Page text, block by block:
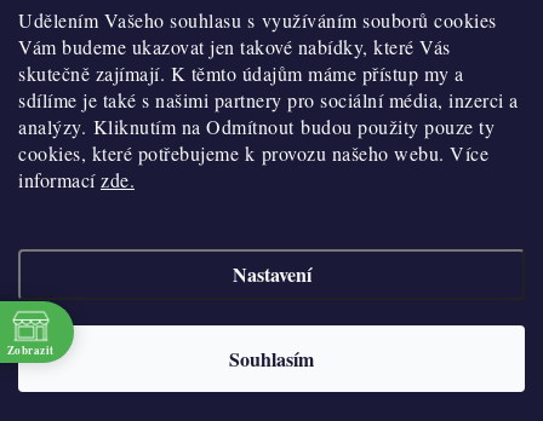
Udělením Vašeho souhlasu s využíváním souborů cookies
Vám budeme ukazovat jen takové nabídky, které Vás
skutečně zajímají. K těmto údajům máme přístup my a
sdílíme je také s našimi partnery pro sociální média, inzerci a
analýzy. Kliknutím na Odmítnout budou použity pouze ty
cookies, které potřebujeme k provozu našeho webu. Více
informacízde.
Nastavení
Souhlasím
Obchodní podmínky
Hodnocení obchodu
Blog
Moje objednávka
Historie
Kontakty
O nákupu
Reklamace a vratky
Výdejní místa
Velkoobchod
Doprava a platba
Vytvořil Shoptet
Copyright 2026
cookies
Zobrazit